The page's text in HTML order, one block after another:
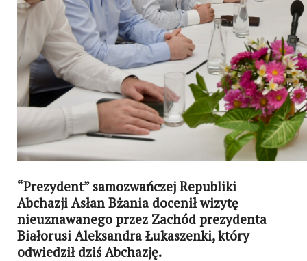
“Prezydent” samozwańczej Republiki
Abchazji Asłan Bżania docenił wizytę
nieuznawanego przez Zachód prezydenta
Białorusi Aleksandra Łukaszenki, który
odwiedził dziś Abchazję.